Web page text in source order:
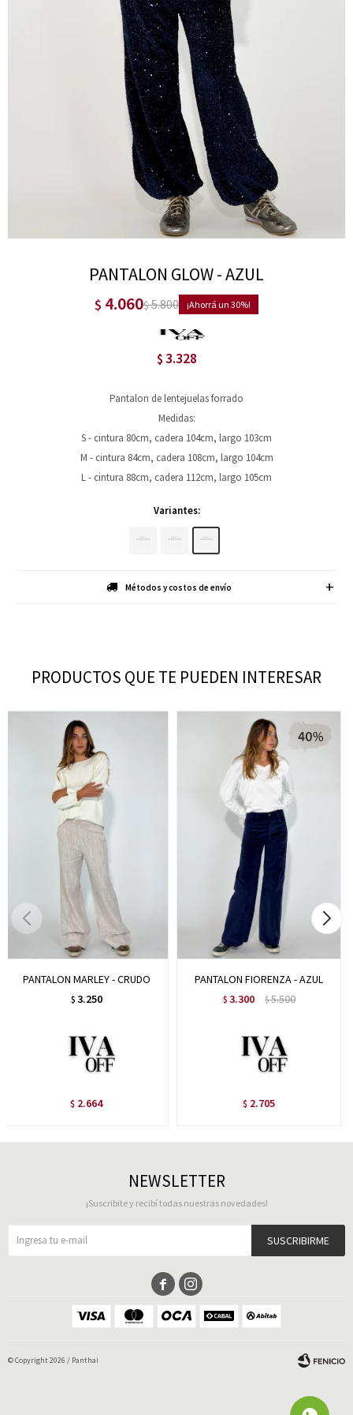
PANTALON GLOW - AZUL
$ 4.060$5.800 30
$ 3.328
Pantalon de lentejuelas forrado
Medidas:
S - cintura 80cm, cadera 104cm, largo 103cm
M - cintura 84cm, cadera 108cm, largo 104cm
L - cintura 88cm, cadera 112cm, largo 105cm
Variantes:
Métodos y costos de envío
PRODUCTOS QUE TE PUEDEN INTERESAR
PANTALON MARLEY - CRUDO
$ 3.250
$ 2.664
PANTALON FIORENZA - AZUL
$ 3.300 $5.500
$ 2.705
NEWSLETTER
¡Suscribite y recibí todas nuestras novedades!
SUSCRIBIRME
 
© Copyright 2026 / Panthai